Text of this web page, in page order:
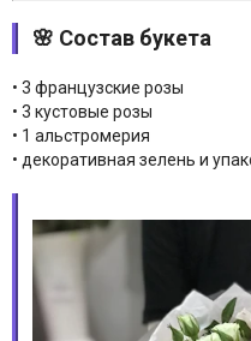
🌸 Состав букета
• 3 французские розы
• 3 кустовые розы
• 1 альстромерия
• декоративная зелень и